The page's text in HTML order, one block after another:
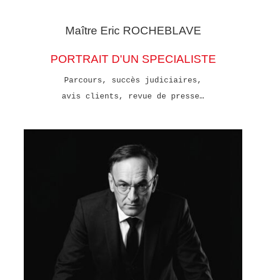
Maître Eric ROCHEBLAVE
PORTRAIT D'UN SPECIALISTE
Parcours, succès judiciaires,
avis clients, revue de presse…